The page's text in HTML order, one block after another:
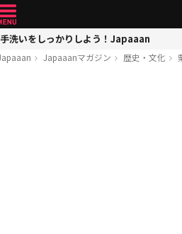
手洗いをしっかりしよう！Japaaan
Japaaanマガジン 歴史・文化